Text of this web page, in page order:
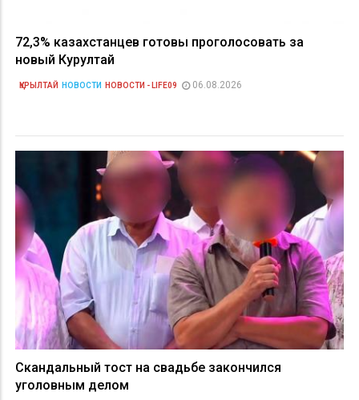
72,3% казахстанцев готовы проголосовать за
новый Курултай
ҚҰРЫЛТАЙ НОВОСТИ НОВОСТИ - LIFE09 06.08.2026
Скандальный тост на свадьбе закончился
уголовным делом